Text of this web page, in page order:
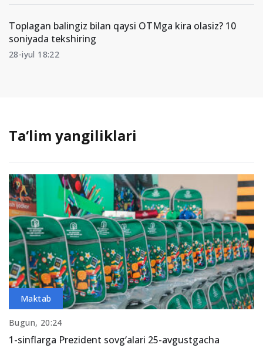
Toplagan balingiz bilan qaysi OTMga kira olasiz? 10
soniyada tekshiring
28-iyul 18:22
Ta‘lim yangiliklari
Maktab
Bugun, 20:24
1-sinflarga Prezident sovg‘alari 25-avgustgacha